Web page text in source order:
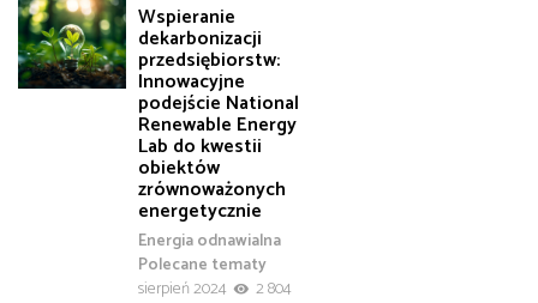
Wspieranie
dekarbonizacji
przedsiębiorstw:
Innowacyjne
podejście National
Renewable Energy
Lab do kwestii
obiektów
zrównoważonych
energetycznie
Energia odnawialna
Polecane tematy
sierpień 2024
2 804